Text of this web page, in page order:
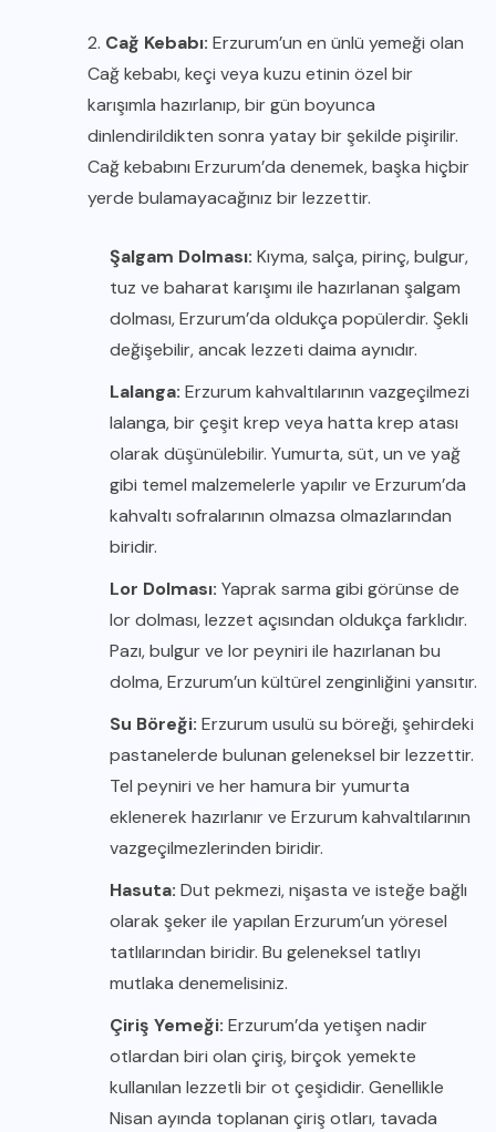
2. Cağ Kebabı: Erzurum’un en ünlü yemeği olan
Cağ kebabı, keçi veya kuzu etinin özel bir
karışımla hazırlanıp, bir gün boyunca
dinlendirildikten sonra yatay bir şekilde pişirilir.
Cağ kebabını Erzurum’da denemek, başka hiçbir
yerde bulamayacağınız bir lezzettir.
Şalgam Dolması: Kıyma, salça, pirinç, bulgur,
tuz ve baharat karışımı ile hazırlanan şalgam
dolması, Erzurum’da oldukça popülerdir. Şekli
değişebilir, ancak lezzeti daima aynıdır.
Lalanga: Erzurum kahvaltılarının vazgeçilmezi
lalanga, bir çeşit krep veya hatta krep atası
olarak düşünülebilir. Yumurta, süt, un ve yağ
gibi temel malzemelerle yapılır ve Erzurum’da
kahvaltı sofralarının olmazsa olmazlarından
biridir.
Lor Dolması: Yaprak sarma gibi görünse de
lor dolması, lezzet açısından oldukça farklıdır.
Pazı, bulgur ve lor peyniri ile hazırlanan bu
dolma, Erzurum’un kültürel zenginliğini yansıtır.
Su Böreği: Erzurum usulü su böreği, şehirdeki
pastanelerde bulunan geleneksel bir lezzettir.
Tel peyniri ve her hamura bir yumurta
eklenerek hazırlanır ve Erzurum kahvaltılarının
vazgeçilmezlerinden biridir.
Hasuta: Dut pekmezi, nişasta ve isteğe bağlı
olarak şeker ile yapılan Erzurum’un yöresel
tatlılarından biridir. Bu geleneksel tatlıyı
mutlaka denemelisiniz.
Çiriş Yemeği: Erzurum’da yetişen nadir
otlardan biri olan çiriş, birçok yemekte
kullanılan lezzetli bir ot çeşididir. Genellikle
Nisan ayında toplanan çiriş otları, tavada